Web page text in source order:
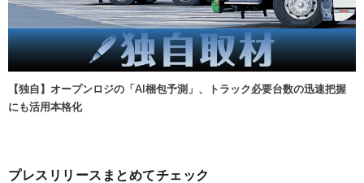
【独自】オープンロジの「AI梱包予測」、トラック必要台数の迅速把握
にも活用本格化
プレスリリースまとめてチェック